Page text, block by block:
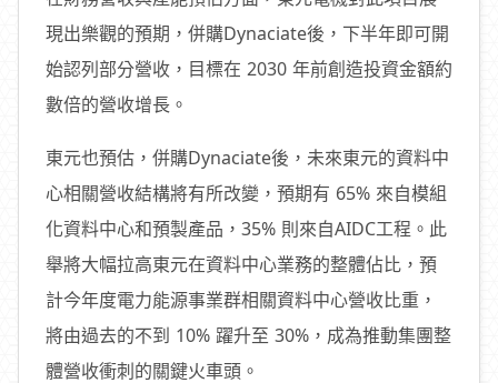
現出樂觀的預期，併購Dynaciate後，下半年即可開
始認列部分營收，目標在 2030 年前創造投資金額約
數倍的營收增長。
東元也預估，併購Dynaciate後，未來東元的資料中
心相關營收結構將有所改變，預期有 65% 來自模組
化資料中心和預製產品，35% 則來自AIDC工程。此
舉將大幅拉高東元在資料中心業務的整體佔比，預
計今年度電力能源事業群相關資料中心營收比重，
將由過去的不到 10% 躍升至 30%，成為推動集團整
體營收衝刺的關鍵火車頭。